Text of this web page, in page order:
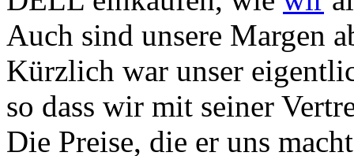
Auch sind unsere Margen
Kürzlich war unser
so dass wir mit seiner
Die Preise, die er uns